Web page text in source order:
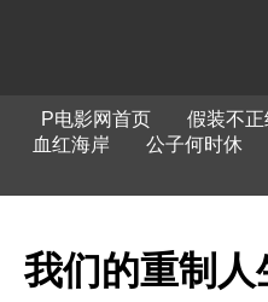
P电影网首页 假装不正
血红海岸
公子何时休
我们的重制人